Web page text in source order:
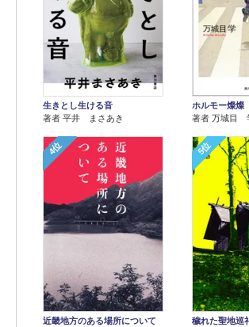
生きとし生ける音
著者 平井 まさあき
ホルモー燦燦
著者 万城目
4位
近畿地方のある場所について
5位
穢れた聖地巡